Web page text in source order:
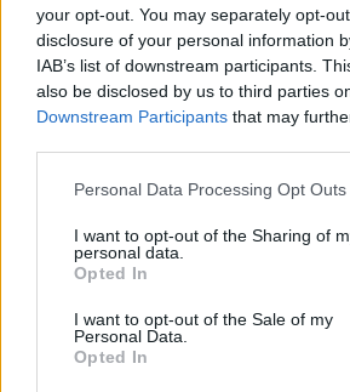
your opt-out. You may separately opt-
disclosure of your personal information
IAB’s list of downstream participants.
also be disclosed by us to third parties
Downstream Participants that may
Personal Data Processing Opt Outs
I want to opt-out of the Sharing of
personal data.
Opted In
I want to opt-out of the Sale of my
Personal Data.
Opted In
Szerzői jogok
Adatvédelmi tájékoztató
Cookie-kezelési tájékoztató
Hozzászólási szabályzat
Nyomtatott lapjaink
Székely Hírmondó archívuma
Sütibeállítások